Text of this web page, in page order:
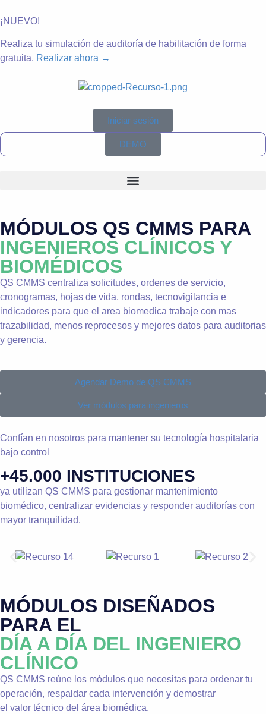
¡NUEVO!
Realiza tu simulación de auditoría de habilitación de forma
gratuita. Realizar ahora →
Iniciar sesión
DEMO
MÓDULOS QS CMMS PARA
INGENIEROS CLÍNICOS Y
BIOMÉDICOS
QS CMMS centraliza solicitudes, ordenes de servicio,
cronogramas, hojas de vida, rondas, tecnovigilancia e
indicadores para que el area biomedica trabaje con mas
trazabilidad, menos reprocesos y mejores datos para auditorias
y gerencia.
Agendar Demo de QS CMMS
Ver módulos para ingenieros
Confían en nosotros para mantener su tecnología hospitalaria
bajo control
+45.000 INSTITUCIONES
ya utilizan QS CMMS para gestionar mantenimiento
biomédico, centralizar evidencias y responder auditorías con
mayor tranquilidad.
MÓDULOS DISEÑADOS
PARA EL
DÍA A DÍA DEL INGENIERO
CLÍNICO
QS CMMS reúne los módulos que necesitas para ordenar tu
operación, respaldar cada intervención y demostrar
el valor técnico del área biomédica.